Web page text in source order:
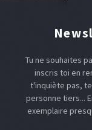
Tu ne souhaites
inscris toi en
t'inquiète pas,
personne tiers...
exemplaire